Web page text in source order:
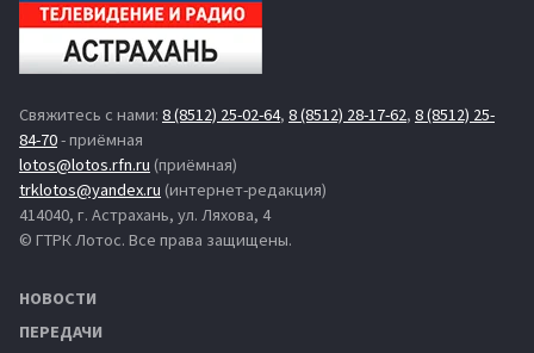
Свяжитесь с нами: 8 (8512) 25-02-64, 8 (8512) 28-17-62, 8 (8512) 25-
84-70- приёмная
lotos@lotos.rfn.ru (приёмная)
trklotos@yandex.ru (интернет-редакция)
414040, г. Астрахань, ул. Ляхова, 4
© ГТРК Лотос. Все права защищены.
НОВОСТИ
ПЕРЕДАЧИ